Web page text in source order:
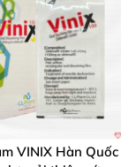
VINIX Hàn Quốc